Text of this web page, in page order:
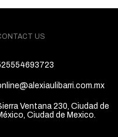
US
Ventana 230, Ciudad de
Ciudad de Mexico.